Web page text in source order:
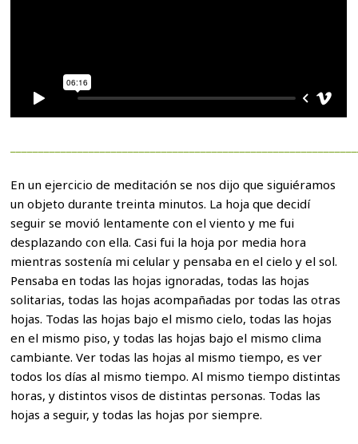
En un ejercicio de meditación se nos dijo que siguiéramos
un objeto durante treinta minutos. La hoja que decidí
seguir se movió lentamente con el viento y me fui
desplazando con ella. Casi fui la hoja por media hora
mientras sostenía mi celular y pensaba en el cielo y el sol.
Pensaba en todas las hojas ignoradas, todas las hojas
solitarias, todas las hojas acompañadas por todas las otras
hojas. Todas las hojas bajo el mismo cielo, todas las hojas
en el mismo piso, y todas las hojas bajo el mismo clima
cambiante. Ver todas las hojas al mismo tiempo, es ver
todos los días al mismo tiempo. Al mismo tiempo distintas
horas, y distintos visos de distintas personas. Todas las
hojas a seguir, y todas las hojas por siempre.